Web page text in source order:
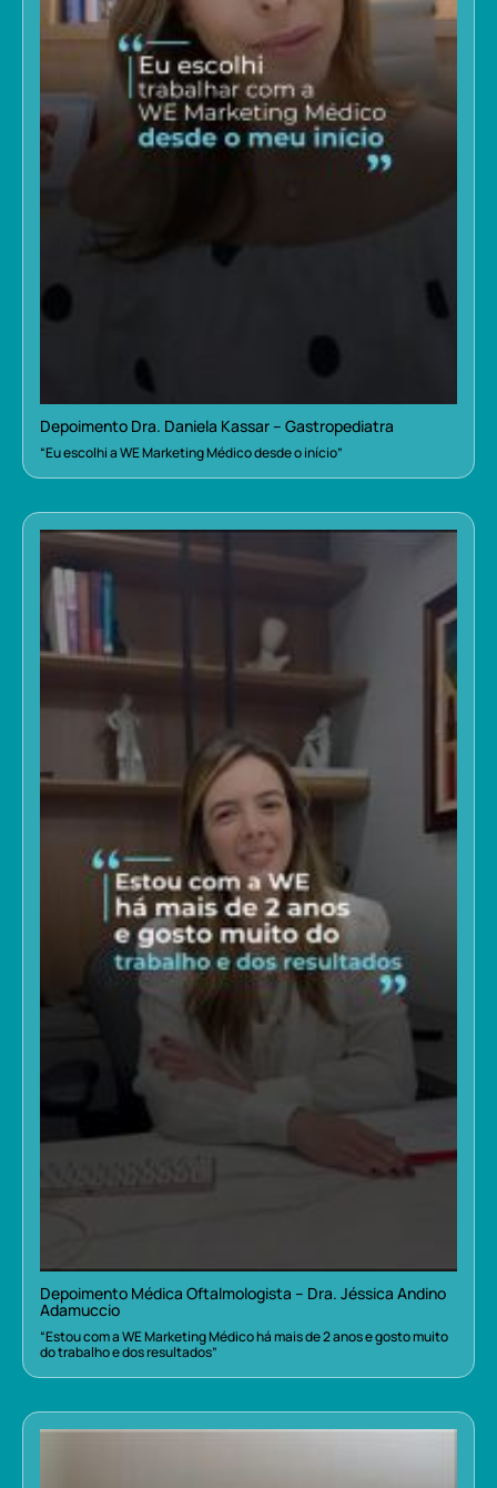
Depoimento Dra. Daniela Kassar – Gastropediatra
“Eu escolhi a WE Marketing Médico desde o início”
Depoimento Médica Oftalmologista – Dra. Jéssica Andino
Adamuccio
“Estou com a WE Marketing Médico há mais de 2 anos e gosto muito
do trabalho e dos resultados”